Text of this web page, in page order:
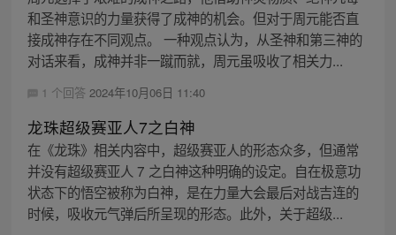
和圣神意识的力量获得了成神的机会。但对于周元能否直
接成神存在不同观点。 一种观点认为，从圣神和第三神的
对话来看，成神并非一蹴而就，周元虽吸收了相关力...
1 个回答 2024年10月06日 11:40
龙珠超级赛亚人7之白神
在《龙珠》相关内容中，超级赛亚人的形态众多，但通常
并没有超级赛亚人 7 之白神这种明确的设定。自在极意功
状态下的悟空被称为白神，是在力量大会最后对战吉连的
时候，吸收元气弹后所呈现的形态。此外，关于超级...